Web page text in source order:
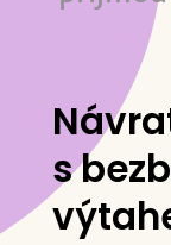
s